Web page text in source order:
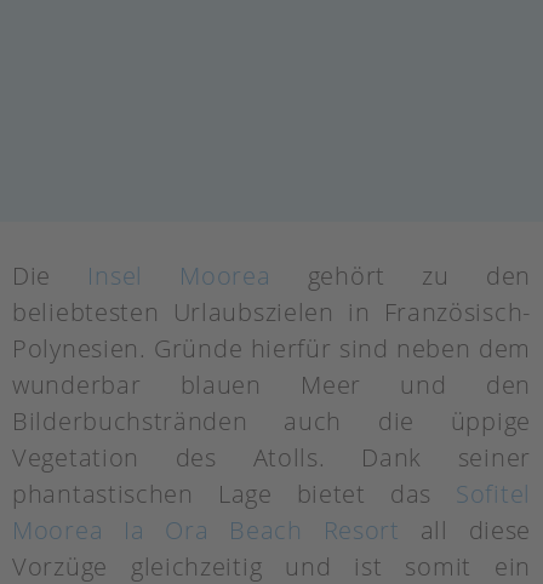
Die Insel Moorea gehört zu den
beliebtesten Urlaubszielen in Französisch-
Polynesien. Gründe hierfür sind neben dem
wunderbar blauen Meer und den
Bilderbuchstränden auch die üppige
Vegetation des Atolls. Dank seiner
phantastischen Lage bietet das Sofitel
Moorea Ia Ora Beach Resort all diese
Vorzüge gleichzeitig und ist somit ein